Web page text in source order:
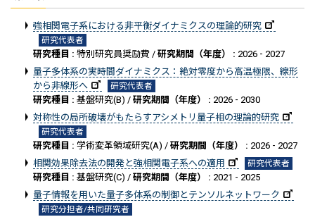
強相関電子系における非平衡ダイナミクスの理論的研究
研究代表者
研究種目 : 特別研究員奨励費 / 研究期間（年度） : 2026 - 2027
量子多体系の実時間ダイナミクス：絶対零度から高温極限、線形
から非線形へ
研究代表者
研究種目 : 基盤研究(B) / 研究期間（年度） : 2026 - 2030
対称性の局所破壊がもたらすアシメトリ量子相の理論的研究
研究代表者
研究種目 : 学術変革領域研究(A) / 研究期間（年度） : 2026 - 2027
相関効果除去法の開発と強相関電子系への適用
研究代表者
研究種目 : 基盤研究(C) / 研究期間（年度） : 2021 - 2025
量子情報を用いた量子多体系の制御とテンソルネットワーク
研究分担者/共同研究者